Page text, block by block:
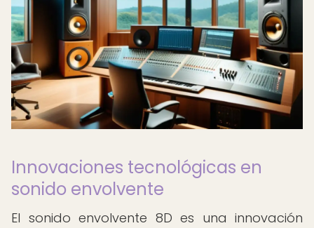
Innovaciones tecnológicas en
sonido envolvente
El sonido envolvente 8D es una innovación